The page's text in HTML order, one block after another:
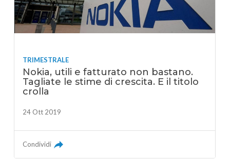
TRIMESTRALE
Nokia, utili e fatturato non bastano.
Tagliate le stime di crescita. E il titolo
crolla
24 Ott 2019
Condividi